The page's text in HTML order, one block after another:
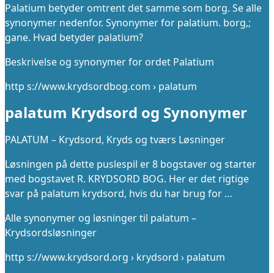
Palatium betyder omtrent det samme som borg. Se alle
synonymer nedenfor. Synonymer for palatium. borg,;
gane. Hvad betyder palatium?
Beskrivelse og synonymer for ordet Palatium
http s://www.krydsordbog.com › palatum
palatum Krydsord og Synonymer
PALATUM – Krydsord, Kryds og tværs Løsninger
Løsningen på dette puslespil er 8 bogstaver og starter
med bogstavet R. KRYDSORD BOG. Her er det rigtige
svar på palatum krydsord, hvis du har brug for …
Alle synonymer og løsninger til palatum –
Krydsordsløsninger
http s://www.krydsord.org › krydsord › palatum